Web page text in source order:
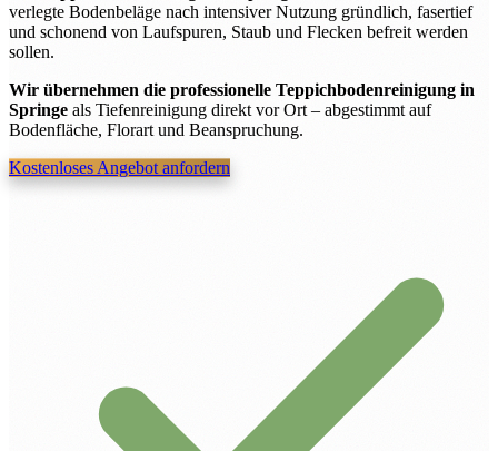
verlegte Bodenbeläge nach intensiver Nutzung gründlich, fasertief
und schonend von Laufspuren, Staub und Flecken befreit werden
sollen.
Wir übernehmen die professionelle Teppichbodenreinigung in
Springe als Tiefenreinigung direkt vor Ort – abgestimmt auf
Bodenfläche, Florart und Beanspruchung.
Kostenloses Angebot anfordern